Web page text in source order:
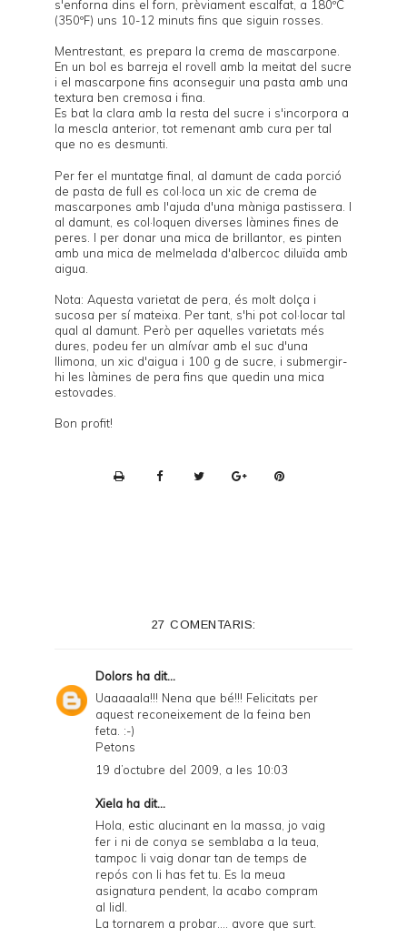
s'enforna dins el forn, prèviament escalfat, a 180ºC
(350ºF) uns 10-12 minuts fins que siguin rosses.
Mentrestant, es prepara la crema de mascarpone.
En un bol es barreja el rovell amb la meitat del sucre
i el mascarpone fins aconseguir una pasta amb una
textura ben cremosa i fina.
Es bat la clara amb la resta del sucre i s'incorpora a
la mescla anterior, tot remenant amb cura per tal
que no es desmunti.
Per fer el muntatge final, al damunt de cada porció
de pasta de full es col·loca un xic de crema de
mascarpones amb l'ajuda d'una màniga pastissera. I
al damunt, es col·loquen diverses làmines fines de
peres. I per donar una mica de brillantor, es pinten
amb una mica de melmelada d'albercoc diluïda amb
aigua.
Nota: Aquesta varietat de pera, és molt dolça i
sucosa per sí mateixa. Per tant, s'hi pot col·locar tal
qual al damunt. Però per aquelles varietats més
dures, podeu fer un almívar amb el suc d'una
llimona, un xic d'aigua i 100 g de sucre, i submergir-
hi les làmines de pera fins que quedin una mica
estovades.
Bon profit!
r
i
n
d
l
y
a
27 COMENTARIS:
Dolors ha dit...
Uaaaaala!!! Nena que bé!!! Felicitats per
aquest reconeixement de la feina ben
feta. :-)
Petons
19 d’octubre del 2009, a les 10:03
Xiela ha dit...
Hola, estic alucinant en la massa, jo vaig
fer i ni de conya se semblaba a la teua,
tampoc li vaig donar tan de temps de
repós con li has fet tu. Es la meua
asignatura pendent, la acabo compram
al lidl.
La tornarem a probar.... avore que surt.